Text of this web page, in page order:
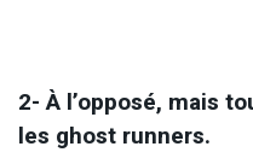
2- À l’opposé, mais
les ghost runners.